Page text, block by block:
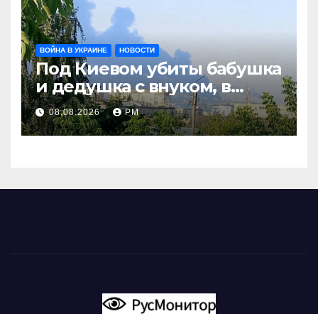
ВОЙНА В УКРАИНЕ НОВОСТИ
Под Киевом убиты бабушка
и дедушка с внуком, в
Поволжье и на Кубани
вновь горят НПЗ
08.08.2026 РМ